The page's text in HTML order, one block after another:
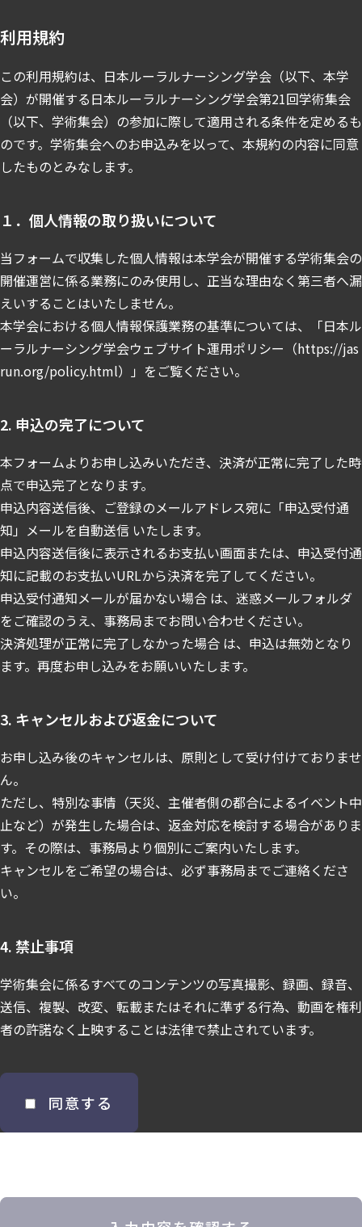
利用規約
この利用規約は、日本ルーラルナーシング学会（以下、本学
会）が開催する日本ルーラルナーシング学会第21回学術集会
（以下、学術集会）の参加に際して適用される条件を定めるも
のです。学術集会へのお申込みを以って、本規約の内容に同意
したものとみなします。
１．個人情報の取り扱いについて
当フォームで収集した個人情報は本学会が開催する学術集会の
開催運営に係る業務にのみ使用し、正当な理由なく第三者へ漏
えいすることはいたしません。
本学会における個人情報保護業務の基準については、「日本ル
ーラルナーシング学会ウェブサイト運用ポリシー（https://jas
run.org/policy.html）」をご覧ください。
2. 申込の完了について
本フォームよりお申し込みいただき、決済が正常に完了した時
点で申込完了となります。
申込内容送信後、ご登録のメールアドレス宛に「申込受付通
知」メールを自動送信 いたします。
申込内容送信後に表示されるお支払い画面または、申込受付通
知に記載のお支払いURLから決済を完了してください。
申込受付通知メールが届かない場合 は、迷惑メールフォルダ
をご確認のうえ、事務局までお問い合わせください。
決済処理が正常に完了しなかった場合 は、申込は無効となり
ます。再度お申し込みをお願いいたします。
3. キャンセルおよび返金について
お申し込み後のキャンセルは、原則として受け付けておりませ
ん。
ただし、特別な事情（天災、主催者側の都合によるイベント中
止など）が発生した場合は、返金対応を検討する場合がありま
す。その際は、事務局より個別にご案内いたします。
キャンセルをご希望の場合は、必ず事務局までご連絡くださ
い。
4. 禁止事項
学術集会に係るすべてのコンテンツの写真撮影、録画、録音、
送信、複製、改変、転載またはそれに準ずる行為、動画を権利
者の許諾なく上映することは法律で禁止されています。
同意する